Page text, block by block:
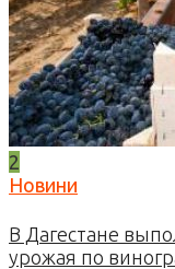
2
Новини
В Дагестане
урожая по